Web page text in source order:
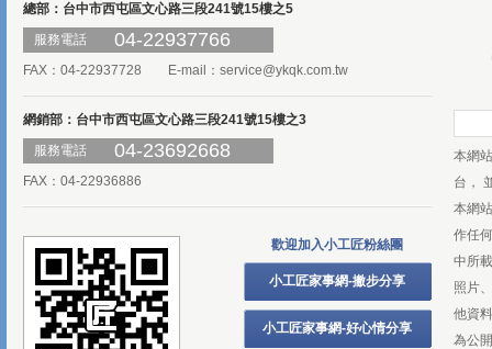
總部：台中市西屯區文心路三段241號15樓之5
服務電話
04-22937766
FAX：04-22937728 E-mail： service@ykqk.com.tw
網銷部：台中市西屯區文心路三段241號15樓之3
服務電話
04-23692668
FAX：04-22936886
歡迎加入小工匠粉絲團
小工匠家事網-撇步分享
小工匠家事網-好心情分享
本網
台，
本網
作任
中所
照片
他資
為公